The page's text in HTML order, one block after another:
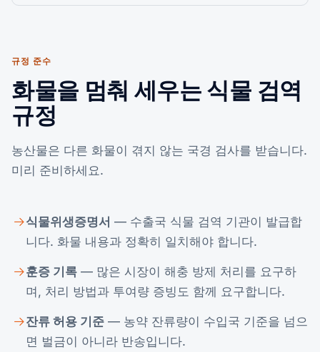
규정 준수
화물을 멈춰 세우는 식물 검역
규정
농산물은 다른 화물이 겪지 않는 국경 검사를 받습니다.
미리 준비하세요.
식물위생증명서 — 수출국 식물 검역 기관이 발급합
니다. 화물 내용과 정확히 일치해야 합니다.
훈증 기록 — 많은 시장이 해충 방제 처리를 요구하
며, 처리 방법과 투여량 증빙도 함께 요구합니다.
잔류 허용 기준 — 농약 잔류량이 수입국 기준을 넘으
면 벌금이 아니라 반송입니다.